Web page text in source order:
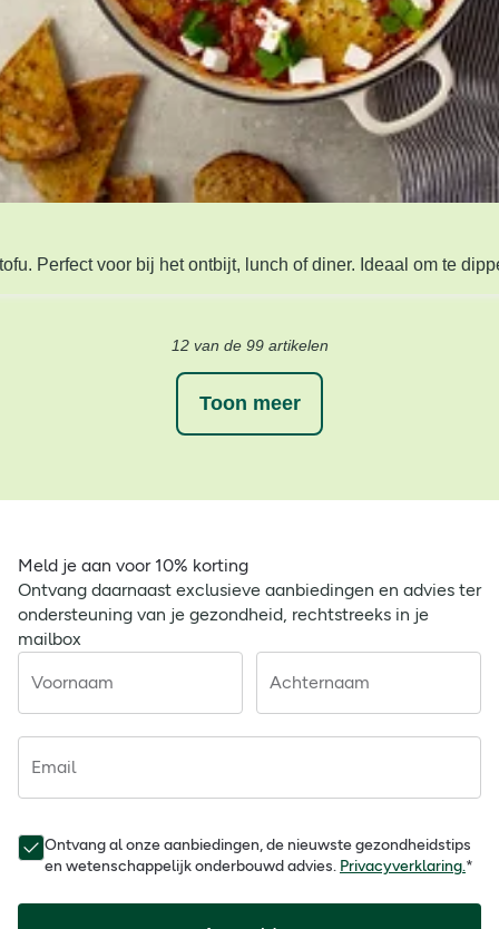
Perfect voor bij het ontbijt, lunch of diner. Ideaal om te
12 van de 99 artikelen
Toon meer
Meld je aan voor 10% korting
Ontvang daarnaast exclusieve aanbiedingen en advies ter
ondersteuning van je gezondheid, rechtstreeks in je
mailbox
Voornaam Achternaam
Email
Ontvang al onze aanbiedingen, de nieuwste gezondheidstips
en wetenschappelijk onderbouwd advies. Privacyverklaring.*